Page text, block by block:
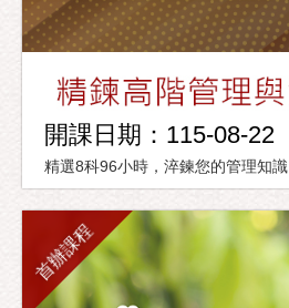
開課日期：115-08-22
精選8科96小時，淬鍊您的管理知識
首辦課程